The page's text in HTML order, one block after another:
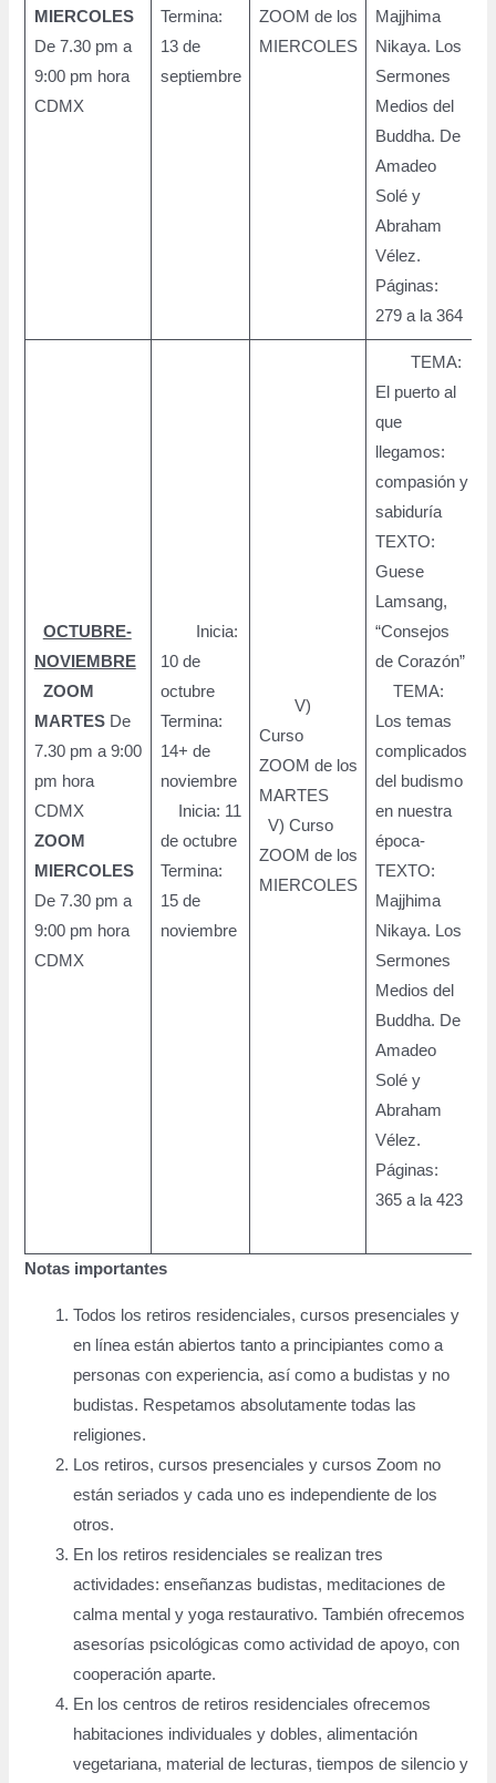
MIERCOLES
De 7.30 pm a
9:00 pm hora
CDMX
Termina:
13 de
septiembre
ZOOM de los
MIERCOLES
Majjhima
Nikaya. Los
Sermones
Medios del
Buddha. De
Amadeo
Solé y
Abraham
Vélez.
Páginas:
279 a la 364
OCTUBRE-
NOVIEMBRE
ZOOM
MARTESDe
7.30 pm a 9:00
pm hora
CDMX
ZOOM
MIERCOLES
De 7.30 pm a
9:00 pm hora
CDMX
Inicia:
10 de
octubre
Termina:
14+ de
noviembre
Inicia: 11
de octubre
Termina:
15 de
noviembre
V)
Curso
ZOOM de los
MARTES
V) Curso
ZOOM de los
MIERCOLES
TEMA:
El puerto al
que
llegamos:
compasión y
sabiduría
TEXTO:
Guese
Lamsang,
“Consejos
de Corazón”
TEMA:
Los temas
complicados
del budismo
en nuestra
época-
TEXTO:
Majjhima
Nikaya. Los
Sermones
Medios del
Buddha. De
Amadeo
Solé y
Abraham
Vélez.
Páginas:
365 a la 423
Notas importantes
Todos los retiros residenciales, cursos presenciales y
en línea están abiertos tanto a principiantes como a
personas con experiencia, así como a budistas y no
budistas. Respetamos absolutamente todas las
religiones.
Los retiros, cursos presenciales y cursos Zoom no
están seriados y cada uno es independiente de los
otros.
En los retiros residenciales se realizan tres
actividades: enseñanzas budistas, meditaciones de
calma mental y yoga restaurativo. También ofrecemos
asesorías psicológicas como actividad de apoyo, con
cooperación aparte.
En los centros de retiros residenciales ofrecemos
habitaciones individuales y dobles, alimentación
vegetariana, material de lecturas, tiempos de silencio y